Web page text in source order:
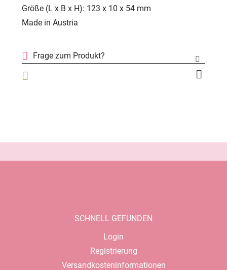
Größe (L x B x H): 123 x 10 x 54 mm
Made in Austria
Frage zum Produkt?
SCHNELL GEFUNDEN
Navigation
überspringen
Login
Registrierung
Versandkosteninformationen